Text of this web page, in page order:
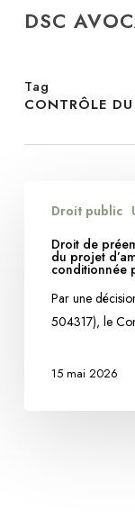
content
DSC
Tag
CONTRÔLE
préemption
urbain
Droit public
Droit de
du projet
conditionnée
Par une
504317), le
15 mai 2026